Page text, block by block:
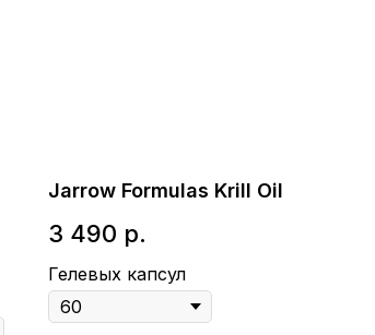
Jarrow Formulas Krill Oil
3 490 р.
Гелевых капсул